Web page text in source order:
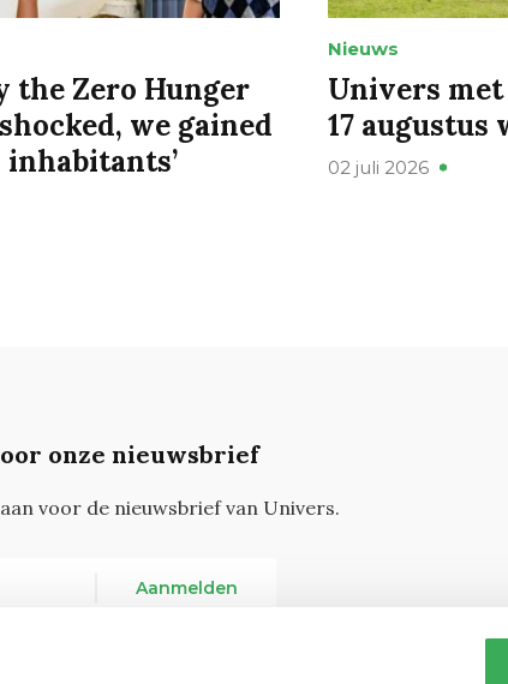
the Zero Hunger
we gained
Nieuws
Univers
17 augustus
02 juli 2026
onze nieuwsbrief
voor de nieuwsbrief van Univers.
Aanmelden